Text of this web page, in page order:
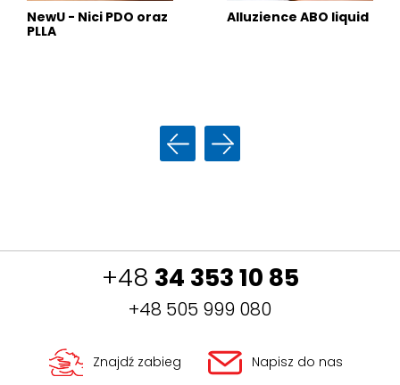
NewU - Nici PDO oraz
PLLA
Alluzience ABO liquid
+48 34 353 10 85
+48 505 999 080
Znajdź zabieg Napisz do nas